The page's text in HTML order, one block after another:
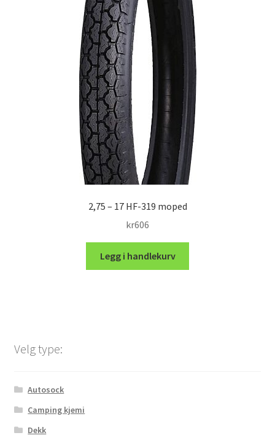
2,75 – 17 HF-319 moped
kr606
Legg i handlekurv
Velg type:
Autosock
Camping kjemi
Dekk